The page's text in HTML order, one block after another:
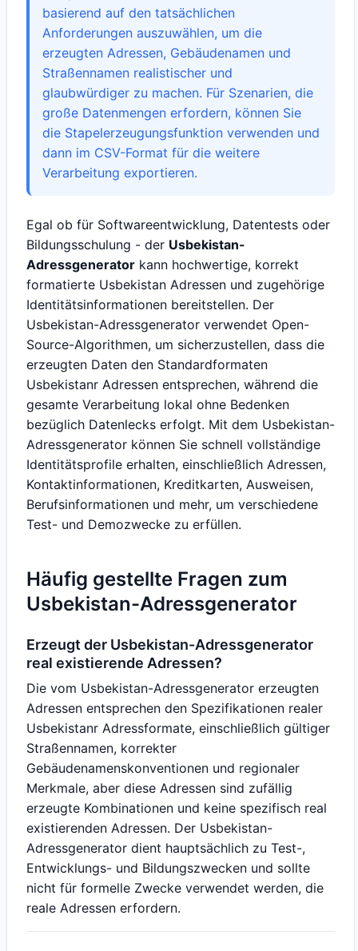
basierend auf den tatsächlichen
Anforderungen auszuwählen, um die
erzeugten Adressen, Gebäudenamen und
Straßennamen realistischer und
glaubwürdiger zu machen. Für Szenarien, die
große Datenmengen erfordern, können Sie
die Stapelerzeugungsfunktion verwenden und
dann im CSV-Format für die weitere
Verarbeitung exportieren.
Egal ob für Softwareentwicklung, Datentests oder
Bildungsschulung - der Usbekistan-
Adressgenerator kann hochwertige, korrekt
formatierte Usbekistan Adressen und zugehörige
Identitätsinformationen bereitstellen. Der
Usbekistan-Adressgenerator verwendet Open-
Source-Algorithmen, um sicherzustellen, dass die
erzeugten Daten den Standardformaten
Usbekistanr Adressen entsprechen, während die
gesamte Verarbeitung lokal ohne Bedenken
bezüglich Datenlecks erfolgt. Mit dem Usbekistan-
Adressgenerator können Sie schnell vollständige
Identitätsprofile erhalten, einschließlich Adressen,
Kontaktinformationen, Kreditkarten, Ausweisen,
Berufsinformationen und mehr, um verschiedene
Test- und Demozwecke zu erfüllen.
Häufig gestellte Fragen zum
Usbekistan-Adressgenerator
Erzeugt der Usbekistan-Adressgenerator
real existierende Adressen?
Die vom Usbekistan-Adressgenerator erzeugten
Adressen entsprechen den Spezifikationen realer
Usbekistanr Adressformate, einschließlich gültiger
Straßennamen, korrekter
Gebäudenamenskonventionen und regionaler
Merkmale, aber diese Adressen sind zufällig
erzeugte Kombinationen und keine spezifisch real
existierenden Adressen. Der Usbekistan-
Adressgenerator dient hauptsächlich zu Test-,
Entwicklungs- und Bildungszwecken und sollte
nicht für formelle Zwecke verwendet werden, die
reale Adressen erfordern.